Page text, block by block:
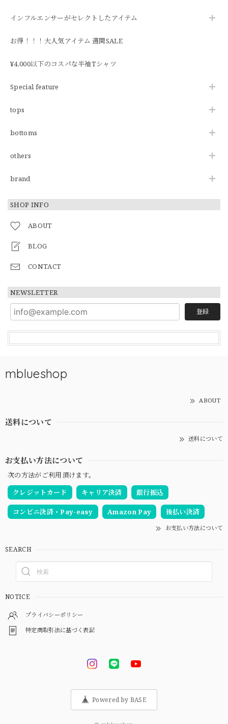
インフルエンサーがセレクトしたアイテム
お得！！！大人気アイテム 週間SALE
¥4,000以下のコスパな半袖Tシャツ
Special feature
tops
bottoms
others
brand
SHOP INFO
ABOUT
BLOG
CONTACT
NEWSLETTER
登録
mblueshop
ABOUT
送料について
送料について
お支払い方法について
次の方法がご利用頂けます。
クレジットカード
キャリア決済 銀行振込
コンビニ決済・Pay-easy Amazon Pay 後払い決済
お支払い方法について
SEARCH
NOTICE
プライバシーポリシー
特定商取引法に基づく表記
Powered by BASE